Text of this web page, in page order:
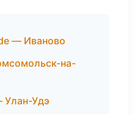
— Иваново
на-
Улан-Удэ